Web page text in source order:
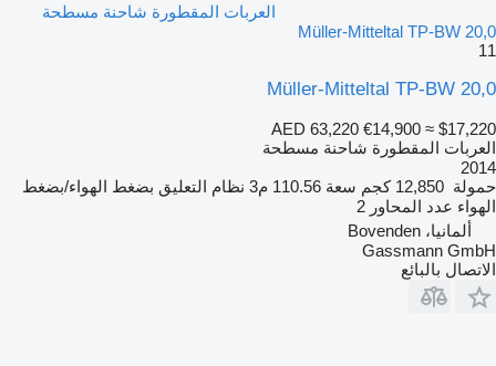
العربات المقطورة شاحنة مسطحة
Müller-Mitteltal TP-BW 20,0
11
Müller-Mitteltal TP-BW 20,0
AED 63,220 €14,900 ≈ $17,220
العربات المقطورة شاحنة مسطحة
2014
حمولة 12,850 كجم سعة 110.56 م3 نظام التعليق بضغط الهواء/بضغط
الهواء عدد المحاور 2
ألمانيا، Bovenden
Gassmann GmbH
الاتصال بالبائع